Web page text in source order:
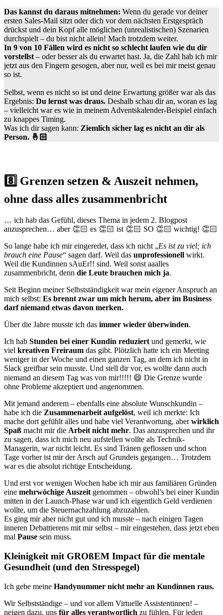
Das kannst du daraus mitnehmen: Wenn du gerade vor deiner
ersten Sales-Mail sitzt oder dich vor dem nächsten Erstgespräch
drückst und dein Kopf alle möglichen (unrealistischen) Szenarien
durchspielt – du bist nicht allein! Mach trotzdem weiter.
In 9 von 10 Fällen wird es nicht so schlecht laufen wie du dir
vorstellst – oder besser als du erwartet hast. Ja, die Zahl hab ich mir
jetzt aus den Fingern gesogen, aber nur, weil es bei mir meist genau
so ist.
Selbst, wenn es nicht so ist und deine Erwartung größer war als das
Ergebnis: Du lernst was draus. Deshalb schau dir an, woran es lag
– vielleicht war es wie in meinem Adventskalender-Beispiel einfach
zu knappes Timing.
Was ich dir sagen kann: Ziemlich sicher lag es nicht an dir als
Person. 🤞🏻
8️⃣ Grenzen setzen & Auszeit nehmen,
ohne dass alles zusammenbricht
… ich hab das Gefühl, dieses Thema in jedem 2. Blogpost
anzusprechen… aber 👏🏻 es 👏🏻 ist 👏🏻 SO 👏🏻 wichtig! 👏🏻
So lange habe ich mir eingeredet, dass ich nicht „Es ist zu viel; ich
brauch eine Pause“ sagen darf. Weil das unprofessionell wirkt.
Weil die Kundinnen sAuEr!! sind. Weil sonst aaalles
zusammenbricht, denn die Leute brauchen mich ja.
Seit Beginn meiner Selbstständigkeit war mein eigener Anspruch an
mich selbst: Es brennt zwar um mich herum, aber im Business
darf niemand etwas davon merken.
Über die Jahre musste ich das immer wieder überwinden.
Ich hab Stunden bei einer Kundin reduziert und gemerkt, wie
viel kreativen Freiraum das gibt. Plötzlich hatte ich ein Meeting
weniger in der Woche und einen ganzen Tag, an dem ich nicht in
Slack greifbar sein musste. Und stell dir vor, es wollte dann auch
niemand an diesem Tag was von mir!!!!! 😄 Die Grenze wurde
ohne Probleme akzeptiert und angenommen.
Mit jemand anderem – ebenfalls eine absolute Wunschkundin –
habe ich die Zusammenarbeit aufgelöst, weil ich merkte: Ich
mache dort gefühlt alles und habe viel Verantwortung, aberwirklich
Spaß macht mir die Arbeit nicht mehr. Das anzusprechen und ihr
zu sagen, dass ich mich neu aufstellen wollte als Technik-
Managerin, war nicht leicht. Es sind Tränen geflossen und schon
Tage vorher ist mir der Arsch auf Grundeis gegangen… Trotzdem
war es die absolut richtige Entscheidung.
Und erst vor wenigen Wochen habe ich mir aus familiären Gründen
eine mehrwöchige Auszeit genommen – obwohl’s bei einer Kundin
mitten in der Launch-Phase war und ich eigentlich Geld verdienen
wollte, um die Steuernachzahlung abzuzahlen.
Es ging mir aber nicht gut und ich musste – nach einigen Tagen
inneren Debattierens mit mir selbst – mir eingestehen, dass jetzt eben
mal Pause sein muss.
Kleinigkeit mit GROßEM Impact für die mentale
Gesundheit (und den Stresspegel)
Ich gebe meine Handynummer nicht mehr an Kundinnen raus.
Wir Selbstständige – und vor allem Virtuelle Assistentinnen! –
neigen dazu, uns für alles verantwortlich zu fühlen. Für jeden